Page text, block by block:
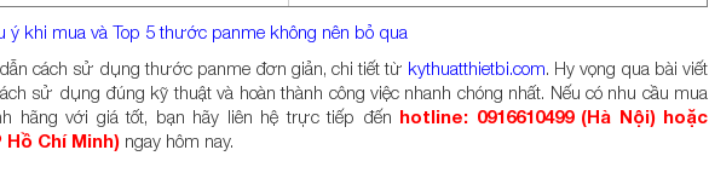
ý khi mua và Top 5 thước panme không nên bỏ qua
cách sử dụng thước panme đơn giản, chi tiết từ kythuatthietbi.com. Hy vọng qua bài viết
sử dụng đúng kỹ thuật và hoàn thành công việc nhanh chóng nhất. Nếu có nhu cầu mua
hãng với giá tốt, bạn hãy liên hệ trực tiếp đến hotline: 0916610499 (Hà Nội) hoặc
Hồ Chí Minh) ngay hôm nay.